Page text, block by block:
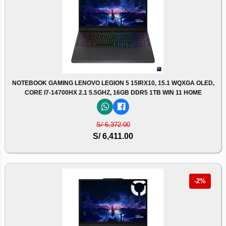
NOTEBOOK GAMING LENOVO LEGION 5 15IRX10, 15.1 WQXGA OLED,
CORE I7-14700HX 2.1 5.5GHZ, 16GB DDR5 1TB WIN 11 HOME
S/ 6,372.00
S/ 6,411.00
-2%